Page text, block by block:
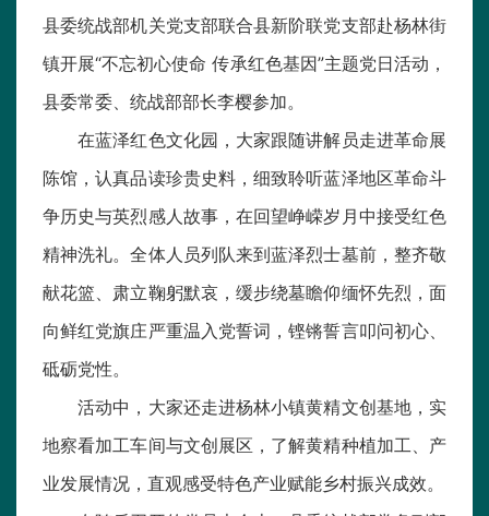
县委统战部机关党支部联合县新阶联党支部赴杨林街
镇开展“不忘初心使命 传承红色基因”主题党日活动，
县委常委、统战部部长李樱参加。
在蓝泽红色文化园，大家跟随讲解员走进革命展
陈馆，认真品读珍贵史料，细致聆听蓝泽地区革命斗
争历史与英烈感人故事，在回望峥嵘岁月中接受红色
精神洗礼。全体人员列队来到蓝泽烈士墓前，整齐敬
献花篮、肃立鞠躬默哀，缓步绕墓瞻仰缅怀先烈，面
向鲜红党旗庄严重温入党誓词，铿锵誓言叩问初心、
砥砺党性。
活动中，大家还走进杨林小镇黄精文创基地，实
地察看加工车间与文创展区，了解黄精种植加工、产
业发展情况，直观感受特色产业赋能乡村振兴成效。